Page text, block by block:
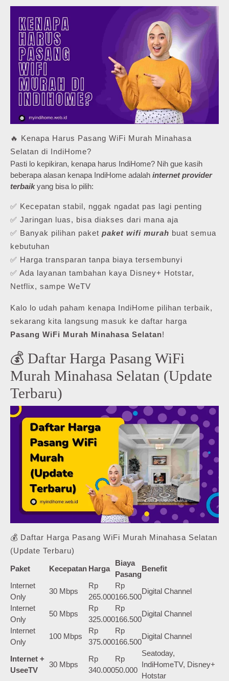
🔥 Kenapa Harus Pasang WiFi Murah Minahasa
Selatan di IndiHome?
Pasti lo kepikiran, kenapa harus IndiHome? Nih gue kasih
beberapa alasan kenapa IndiHome adalah internet provider
terbaikyang bisa lo pilih:
✅ Kecepatan stabil, nggak ngadat pas lagi penting
✅ Jaringan luas, bisa diakses dari mana aja
✅ Banyak pilihan paket paket wifi murah buat semua
kebutuhan
✅ Harga transparan tanpa biaya tersembunyi
✅ Ada layanan tambahan kaya Disney+ Hotstar,
Netflix, sampe WeTV
Kalo lo udah paham kenapa IndiHome pilihan terbaik,
sekarang kita langsung masuk ke daftar harga
Pasang WiFi Murah Minahasa Selatan!
💰 Daftar Harga Pasang WiFi
Murah Minahasa Selatan (Update
Terbaru)
💰 Daftar Harga Pasang WiFi Murah Minahasa Selatan
(Update Terbaru)
Paket Kecepatan Harga
Biaya
Pasang
Benefit
Internet
Only
30 Mbps
Rp
265.000
Rp
166.500
Digital Channel
Internet
Only
50 Mbps
Rp
325.000
Rp
166.500
Digital Channel
Internet
Only
100 Mbps
Rp
375.000
Rp
166.500
Digital Channel
Internet +
UseeTV
30 Mbps
Rp
340.000
Rp
50.000
Seatoday,
IndiHomeTV, Disney+
Hotstar